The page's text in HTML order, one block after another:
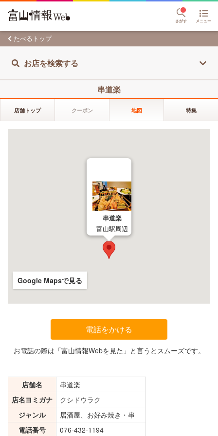
さがす メニュー
たべるトップ
お店を検索する
串道楽
店舗トップ クーポン 地図 特集
串道楽
富山駅周辺
Google Mapsで見る
電話をかける
お電話の際は「富山情報Webを見た」と言うとスムーズです。
店舗名
串道楽
店名ヨミガナ
クシドウラク
ジャンル
居酒屋、お好み焼き・串
電話番号
076-432-1194